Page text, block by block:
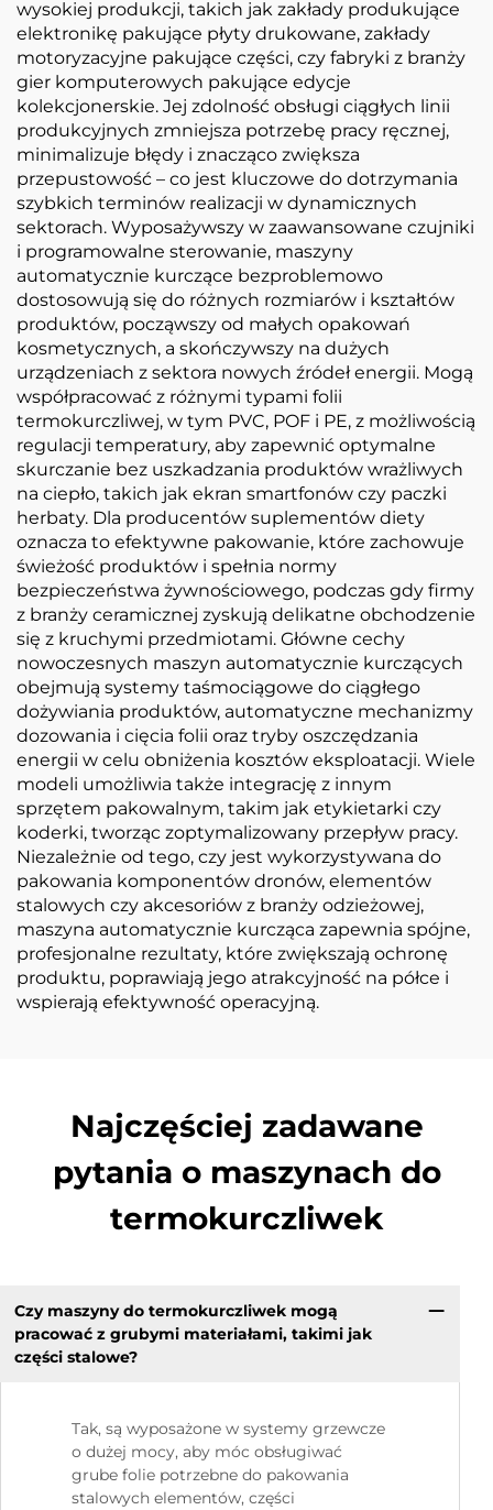
wysokiej produkcji, takich jak zakłady produkujące
elektronikę pakujące płyty drukowane, zakłady
motoryzacyjne pakujące części, czy fabryki z branży
gier komputerowych pakujące edycje
kolekcjonerskie. Jej zdolność obsługi ciągłych linii
produkcyjnych zmniejsza potrzebę pracy ręcznej,
minimalizuje błędy i znacząco zwiększa
przepustowość – co jest kluczowe do dotrzymania
szybkich terminów realizacji w dynamicznych
sektorach. Wyposażywszy w zaawansowane czujniki
i programowalne sterowanie, maszyny
automatycznie kurczące bezproblemowo
dostosowują się do różnych rozmiarów i kształtów
produktów, począwszy od małych opakowań
kosmetycznych, a skończywszy na dużych
urządzeniach z sektora nowych źródeł energii. Mogą
współpracować z różnymi typami folii
termokurczliwej, w tym PVC, POF i PE, z możliwością
regulacji temperatury, aby zapewnić optymalne
skurczanie bez uszkadzania produktów wrażliwych
na ciepło, takich jak ekran smartfonów czy paczki
herbaty. Dla producentów suplementów diety
oznacza to efektywne pakowanie, które zachowuje
świeżość produktów i spełnia normy
bezpieczeństwa żywnościowego, podczas gdy firmy
z branży ceramicznej zyskują delikatne obchodzenie
się z kruchymi przedmiotami. Główne cechy
nowoczesnych maszyn automatycznie kurczących
obejmują systemy taśmociągowe do ciągłego
dożywiania produktów, automatyczne mechanizmy
dozowania i cięcia folii oraz tryby oszczędzania
energii w celu obniżenia kosztów eksploatacji. Wiele
modeli umożliwia także integrację z innym
sprzętem pakowalnym, takim jak etykietarki czy
koderki, tworząc zoptymalizowany przepływ pracy.
Niezależnie od tego, czy jest wykorzystywana do
pakowania komponentów dronów, elementów
stalowych czy akcesoriów z branży odzieżowej,
maszyna automatycznie kurcząca zapewnia spójne,
profesjonalne rezultaty, które zwiększają ochronę
produktu, poprawiają jego atrakcyjność na półce i
wspierają efektywność operacyjną.
Najczęściej zadawane
pytania o maszynach do
termokurczliwek
Czy maszyny do termokurczliwek mogą
pracować z grubymi materiałami, takimi jak
części stalowe?
Tak, są wyposażone w systemy grzewcze
o dużej mocy, aby móc obsługiwać
grube folie potrzebne do pakowania
stalowych elementów, części